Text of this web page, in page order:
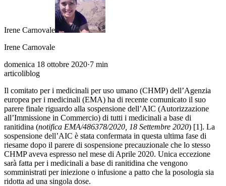
Irene Carnovale
Irene Carnovale
domenica 18 ottobre 2020·7 min
articoliblog
Il comitato per i medicinali per uso umano (CHMP) dell’Agenzia
europea per i medicinali (EMA) ha di recente comunicato il suo
parere finale riguardo alla sospensione dell’AIC (Autorizzazione
all’Immissione in Commercio) di tutti i medicinali a base di
ranitidina (notifica EMA/486378/2020, 18 Settembre 2020) [1]. La
sospensione dell’AIC è stata confermata in questa ultima fase di
riesame dopo il parere di sospensione precauzionale che lo stesso
CHMP aveva espresso nel mese di Aprile 2020. Unica eccezione
sarà fatta per i medicinali a base di ranitidina che vengono
somministrati per iniezione o infusione a patto che la posologia sia
ridotta ad una singola dose.